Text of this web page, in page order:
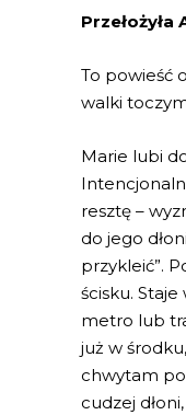
To powieść
walki
Marie lubi
resztę –
do jego
przykleić”.
ścisku.
metro lub
już w
chwytam
cudzej